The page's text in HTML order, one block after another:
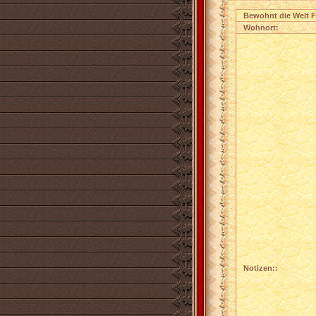
Bewohnt die Welt
Wohnort:
Notizen::